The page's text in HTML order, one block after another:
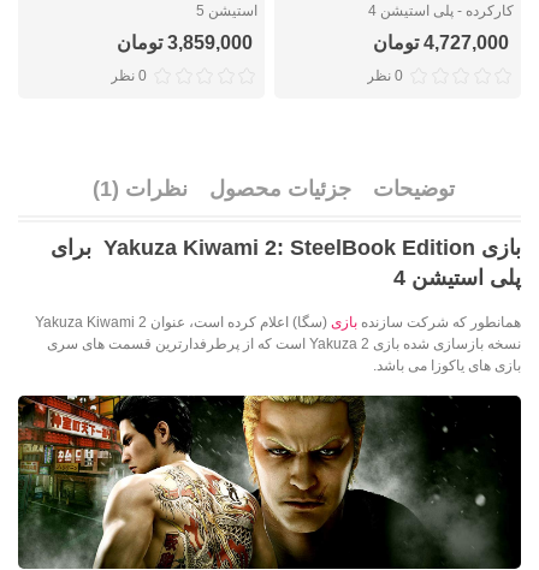
کارکرده - پلی استیشن 4
4,727,000 تومان
0 نظر
استیشن 5
3,859,000 تومان
0 نظر
توضیحات جزئیات محصول نظرات (1)
بازی Yakuza Kiwami 2: SteelBook Edition برای
پلی استیشن 4
همانطور که شرکت سازنده بازی
نسخه بازسازی شده بازی Yakuza 2 است که از پرطرفدارترین قسمت های سری
بازی های یاکوزا می باشد.